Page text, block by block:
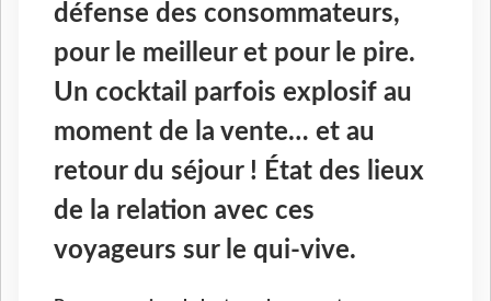
défense des consommateurs,
pour le meilleur et pour le pire.
Un cocktail parfois explosif au
moment de la vente… et au
retour du séjour ! État des lieux
de la relation avec ces
voyageurs sur le qui-vive.